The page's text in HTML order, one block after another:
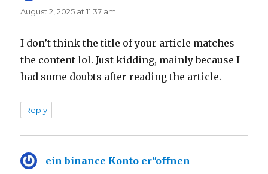
August 2, 2025 at 11:37 am
I don’t think the title of your article matches
the content lol. Just kidding, mainly because I
had some doubts after reading the article.
Reply
ein binance Konto er"offnen